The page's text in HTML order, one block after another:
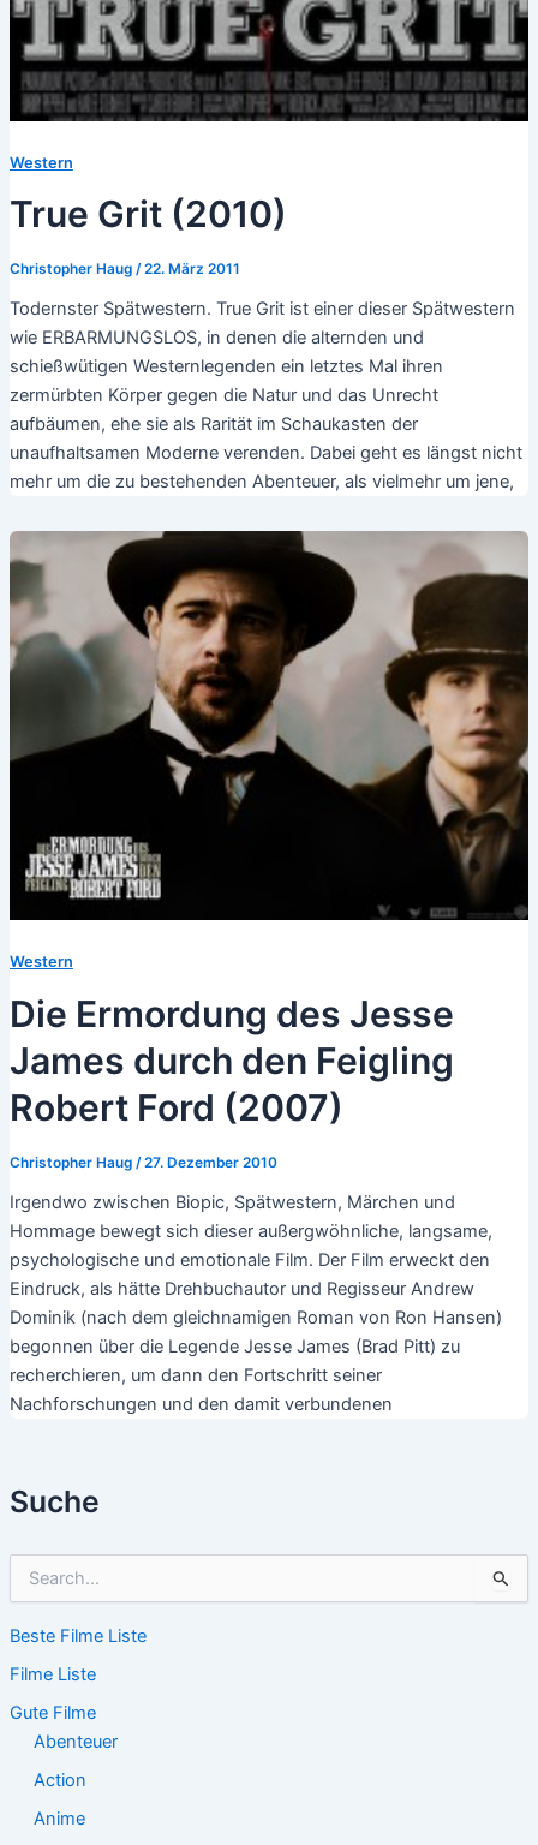
Suche
h
n
n
Beste Filme Liste
Filme Liste
Gute Filme
Abenteuer
Action
Anime
Western
True Grit (2010)
Christopher Haug /22. März 2011
Todernster Spätwestern. True Grit ist einer dieser Spätwestern
wie ERBARMUNGSLOS, in denen die alternden und
schießwütigen Westernlegenden ein letztes Mal ihren
zermürbten Körper gegen die Natur und das Unrecht
aufbäumen, ehe sie als Rarität im Schaukasten der
unaufhaltsamen Moderne verenden. Dabei geht es längst nicht
mehr um die zu bestehenden Abenteuer, als vielmehr um jene,
Western
Die Ermordung des Jesse
James durch den Feigling
Robert Ford (2007)
Christopher Haug /27. Dezember 2010
Irgendwo zwischen Biopic, Spätwestern, Märchen und
Hommage bewegt sich dieser außergwöhnliche, langsame,
psychologische und emotionale Film. Der Film erweckt den
Eindruck, als hätte Drehbuchautor und Regisseur Andrew
Dominik (nach dem gleichnamigen Roman von Ron Hansen)
begonnen über die Legende Jesse James (Brad Pitt) zu
recherchieren, um dann den Fortschritt seiner
Nachforschungen und den damit verbundenen